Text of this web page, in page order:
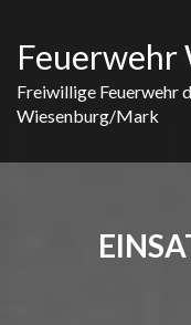
content
Feuerwehr
Freiwillige Feuerwehr
Wiesenburg/Mark